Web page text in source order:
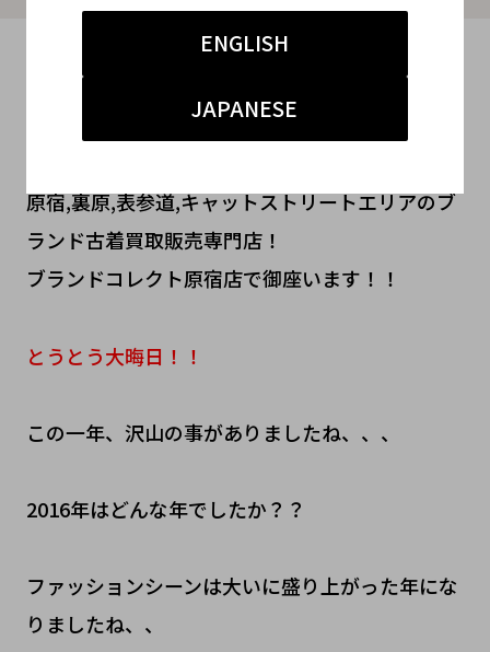
ENGLISH
JAPANESE
#RAF SIMONS
原宿,裏原,表参道,キャットストリートエリアのブ
ランド古着買取販売専門店！
ブランドコレクト原宿店で御座います！！
とうとう大晦日！！
この一年、沢山の事がありましたね、、、
2016年はどんな年でしたか？？
ファッションシーンは大いに盛り上がった年にな
りましたね、、